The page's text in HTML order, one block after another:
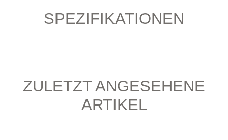
SPEZIFIKATIONEN
ZULETZT ANGESEHENE
ARTIKEL